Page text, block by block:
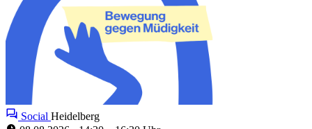
Social Heidelberg